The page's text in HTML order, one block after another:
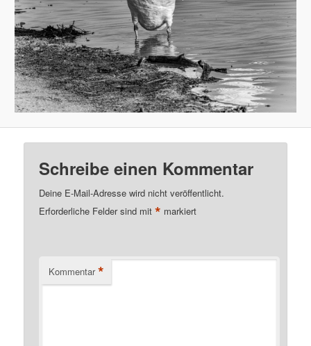
Schreibe einen Kommentar
Deine E-Mail-Adresse wird nicht veröffentlicht.
Erforderliche Felder sind mit* markiert
Kommentar *